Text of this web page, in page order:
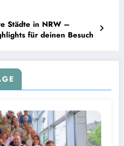
Städte in NRW –
für deinen Besuch